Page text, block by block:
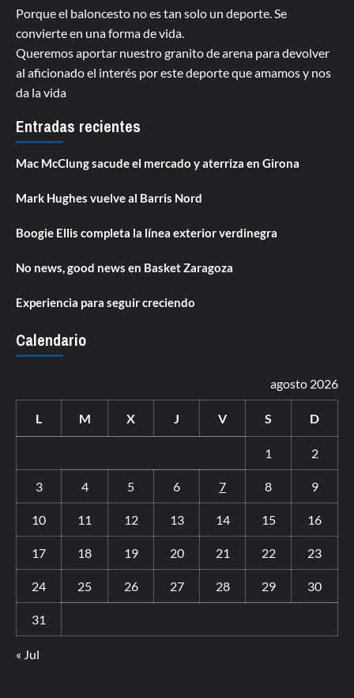
Porque el baloncesto no es tan solo un deporte. Se
convierte en una forma de vida.
Queremos aportar nuestro granito de arena para devolver
al aficionado el interés por este deporte que amamos y nos
da la vida
Entradas recientes
Mac McClung sacude el mercado y aterriza en Girona
Mark Hughes vuelve al Barris Nord
Boogie Ellis completa la línea exterior verdinegra
No news, good news en Basket Zaragoza
Experiencia para seguir creciendo
Calendario
agosto 2026
L M X J V S D
1 2
3 4 5 6 7 8 9
10 11 12 13 14 15 16
17 18 19 20 21 22 23
24 25 26 27 28 29 30
31
« Jul